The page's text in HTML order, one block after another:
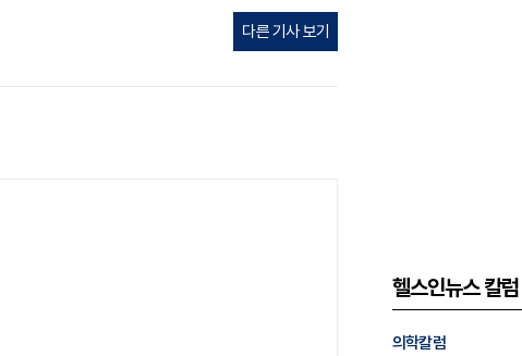
다른 기사 보기
헬스인뉴스 칼럼
의학칼럼